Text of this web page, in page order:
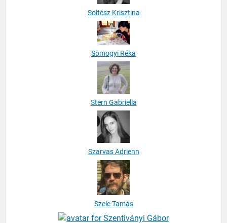
Soltész Krisztina
Somogyi Réka
Stern Gabriella
Szarvas Adrienn
Szele Tamás